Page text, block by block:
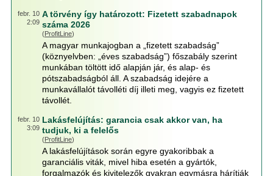
febr. 10
2:09
A törvény így határozott: Fizetett szabadnapok
száma 2026
(ProfitLine)
A magyar munkajogban a „fizetett szabadság”
(köznyelvben: „éves szabadság”) főszabály szerint
munkában töltött idő alapján jár, és alap- és
pótszabadságból áll. A szabadság idejére a
munkavállalót távolléti díj illeti meg, vagyis ez fizetett
távollét.
febr. 10
3:09
Lakásfelújítás: garancia csak akkor van, ha
tudjuk, ki a felelős
(ProfitLine)
A lakásfelújítások során egyre gyakoribbak a
garanciális viták, mivel hiba esetén a gyártók,
forgalmazók és kivitelezők gyakran egymásra hárítják